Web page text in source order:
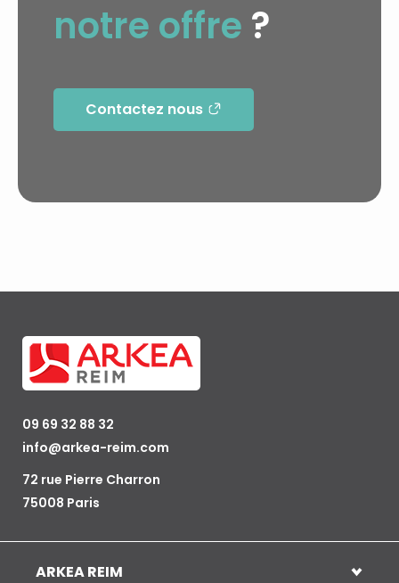
notre offre ?
Contactez nous
09 69 32 88 32
info@arkea-reim.com
72 rue Pierre Charron
75008 Paris
ARKEA REIM